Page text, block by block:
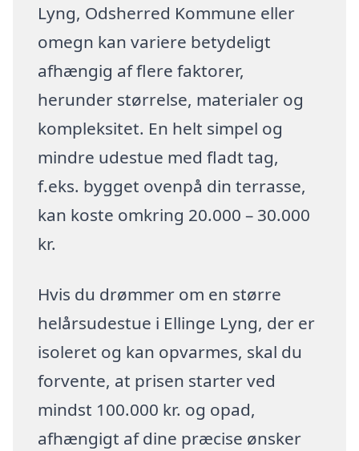
Lyng, Odsherred Kommune eller
omegn kan variere betydeligt
afhængig af flere faktorer,
herunder størrelse, materialer og
kompleksitet. En helt simpel og
mindre udestue med fladt tag,
f.eks. bygget ovenpå din terrasse,
kan koste omkring 20.000 – 30.000
kr.
Hvis du drømmer om en større
helårsudestue i Ellinge Lyng, der er
isoleret og kan opvarmes, skal du
forvente, at prisen starter ved
mindst 100.000 kr. og opad,
afhængigt af dine præcise ønsker